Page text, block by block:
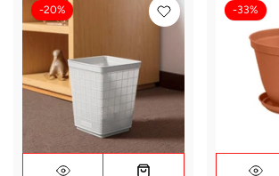
-20% -33%